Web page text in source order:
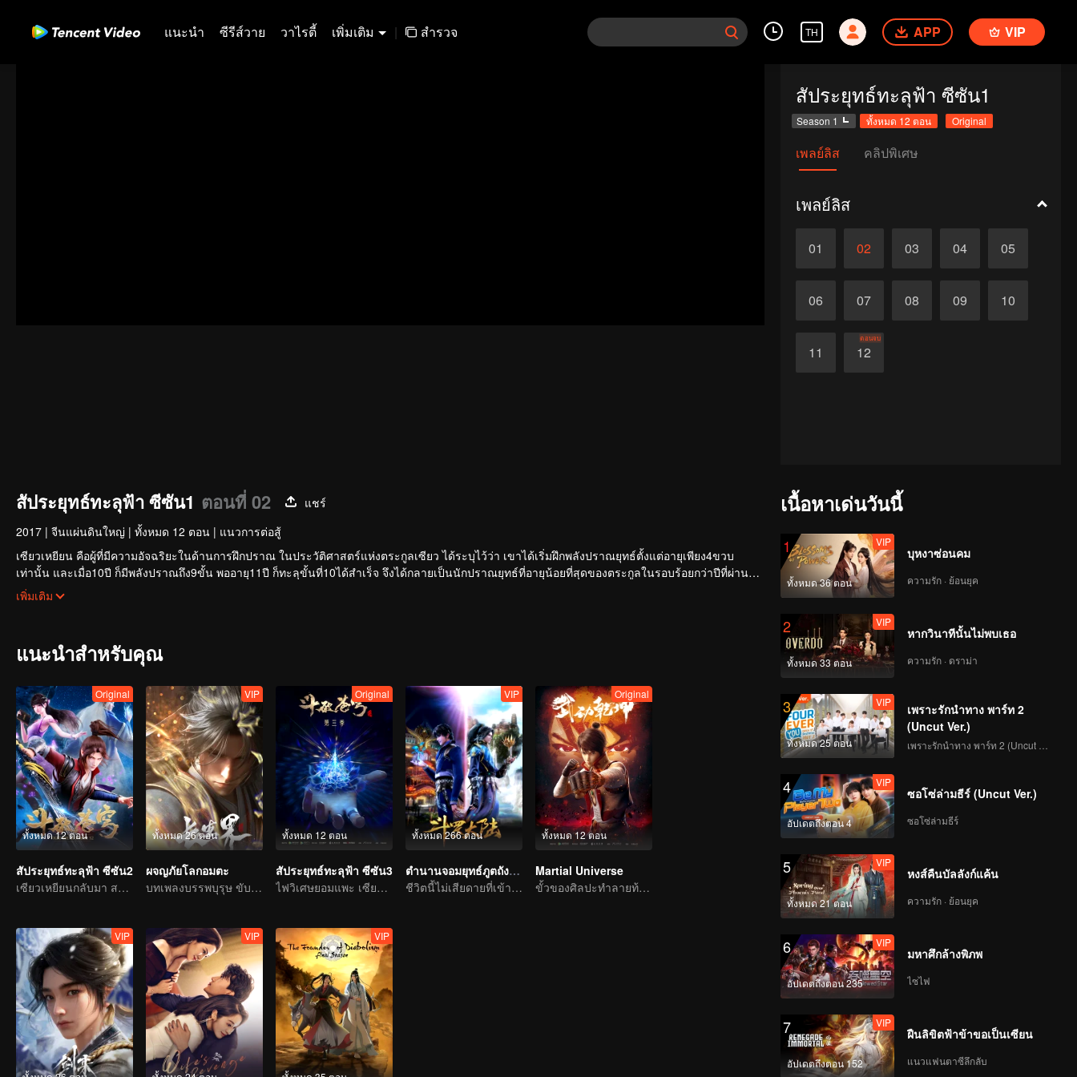
แนะนำ ซีรีส์วาย วาไรตี้ เพิ่มเติม | สำรวจ TH APP VIP
สัประยุทธ์ทะลุฟ้า ซีซัน1
Season 1 ทั้งหมด 12 ตอน Original
เพลย์ลิส คลิปพิเศษ
เพลย์ลิส
01 02 03 04 05
06 07 08 09 10
11 12
ตอนจบ
สัประยุทธ์ทะลุฟ้า ซีซัน1 ตอนที่ 02
แชร์
2017 | จีนแผ่นดินใหญ่ | ทั้งหมด 12 ตอน | แนวการต่อสู้
เซียวเหยียน คือผู้ที่มีความอัจฉริยะในด้านการฝึกปราณ ในประวัติศาสตร์แห่งตระกูลเซียว ได้ระบุไว้ว่า เขาได้เริ่มฝึกพลังปราณยุทธ์ตั้งแต่อายุเพียง4ขวบ
เท่านั้น และเมื่อ10ปี ก็มีพลังปราณถึง9ขั้น พออายุ11ปี ก็ทะลุขั้นที่10ได้สำเร็จ จึงได้กลายเป็นนักปราณยุทธ์ที่อายุน้อยที่สุดของตระกูลในรอบร้อยกว่าปีที่ผ่านมา
แต่ทว่าเมื่อตอนที่เขาอายุครบ12ปีเขากลับได้สูญเสียความสามารถในการใช้พลังปราณไปจนเหลือพลังปราณยุทธ์แค่เพียงขั้นที่3เท่านั้น ในช่วงเวลานั้นเอง
เพิ่มเติม
แนะนำสำหรับคุณ
ทั้งหมด 12 ตอน
Original
สัประยุทธ์ทะลุฟ้า ซีซัน2
เซียวเหยียนกลับมา สถานการณ์ผันแปรอย่างคาดกันไม่ถึง
ทั้งหมด 26 ตอน
VIP
ผจญภัยโลกอมตะ
บทเพลงบรรพบุรุษ ขับขานด้วยเลือดและน้ำตา
ทั้งหมด 12 ตอน
Original
สัประยุทธ์ทะลุฟ้า ซีซัน3
ไฟวิเศษยอมแพะ เซียวเหยียนรู้ซึ้งและใช้เป็นทักษะพุทธพิโรธบัวไฟ
ทั้งหมด 266 ตอน
VIP
ตำนานจอมยุทธ์ภูตถังซาน
ชีวิตนี้ไม่เสียดายที่เข้านิกายถัง
ทั้งหมด 12 ตอน
Original
Martial Universe
ขั้วของศิลปะทำลายท้องฟ้าและย้ายจักรวาล
VIP VIP VIP
เนื้อหาเด่นวันนี้
1
ทั้งหมด 36 ตอน
VIP
บุหงาซ่อนคม
ความรัก · ย้อนยุค
2
ทั้งหมด 33 ตอน
VIP
หากวินาทีนั้นไม่พบเธอ
ความรัก · ดราม่า
3
ทั้งหมด 25 ตอน
VIP
เพราะรักนำทาง พาร์ท 2
(Uncut Ver.)
4
อัปเดตถึงตอน 4
VIP
ซอโซ่ล่ามธีร์ (Uncut Ver.)
ซอโซ่ล่ามธีร์
5
ทั้งหมด 21 ตอน
VIP
หงส์คืนบัลลังก์แค้น
ความรัก · ย้อนยุค
6
อัปเดตถึงตอน 235
VIP
มหาศึกล้างพิภพ
ไซไฟ
7
อัปเดตถึงตอน 152
VIP
ฝืนลิขิตฟ้าข้าขอเป็นเซียน
แนวแฟนตาซีลึกลับ